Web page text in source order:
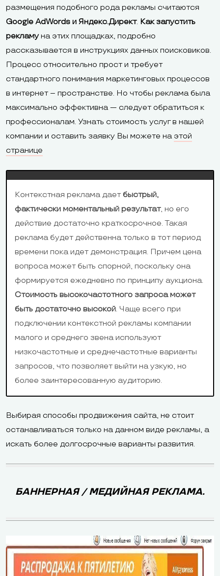
размещения подобного рода рекламы считаются
Google AdWords и Яндекс.Директ. Как запустить
рекламуна этих площадках, подробно
рассказывается в инструкциях данных поисковиков.
Процесс относительно прост и требует
стандартного понимания маркетинговых процессов
в интернет – пространстве. Но чтобы реклама была
максимально эффективна — следует обратиться к
профессионалам. Узнать стоимость услуг в нашей
компании и оставить заявку Вы можете на этой
странице
Контекстная реклама дает быстрый,
фактически моментальный результат, но его
действие достаточно краткосрочное. Такая
реклама будет действенна только в тот период
времени пока идет демонстрация. Причем цена
вопроса может быть спорной, поскольку она
формируется ежедневно по принципу аукциона.
Стоимость высокочастотного запроса может
быть достаточно высокой. Чаще всего при
подключении контекстной рекламы компании
малого и среднего звена используют
низкочастотные и среднечастотные варианты
запросов, что позволяет выйти на узкую, но
более заинтересованную аудиторию.
Выбирая способы продвижения сайта, не стоит
останавливаться только на данном виде рекламы, а
искать более долгосрочные варианты развития.
БАННЕРНАЯ / МЕДИЙНАЯ РЕКЛАМА.